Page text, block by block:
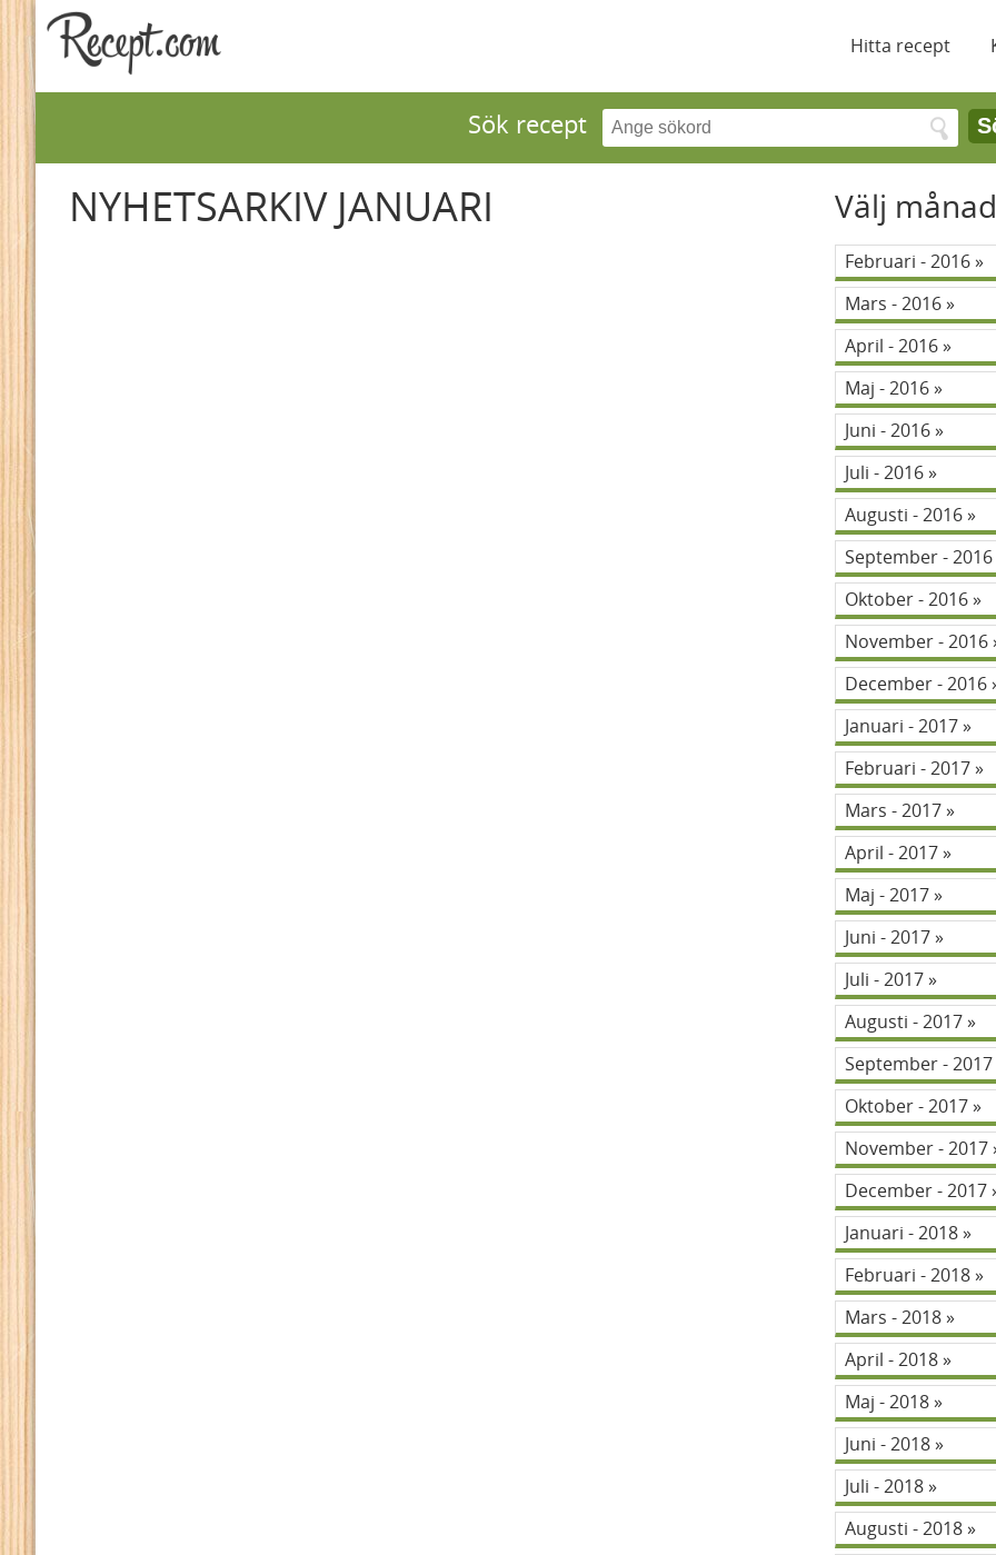
Hitta recept
Sök recept
NYHETSARKIV JANUARI Välj månad
Februari - 2016
Mars - 2016
April - 2016
Maj - 2016
Juni - 2016
Juli - 2016
Augusti - 2016
September - 2016
Oktober - 2016
November - 2016
December - 2016
Januari - 2017
Februari - 2017
Mars - 2017
April - 2017
Maj - 2017
Juni - 2017
Juli - 2017
Augusti - 2017
September - 2017
Oktober - 2017
November - 2017
December - 2017
Januari - 2018
Februari - 2018
Mars - 2018
April - 2018
Maj - 2018
Juni - 2018
Juli - 2018
Augusti - 2018